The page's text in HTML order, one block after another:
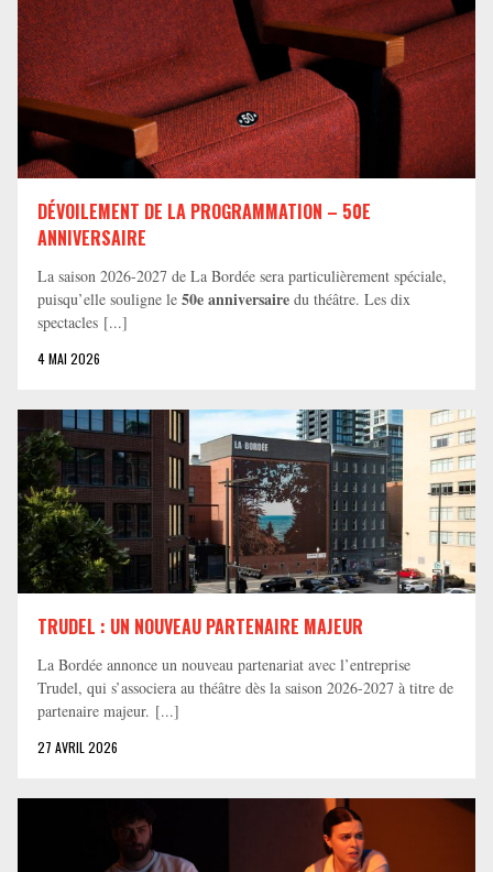
DÉVOILEMENT DE LA PROGRAMMATION – 50E
ANNIVERSAIRE
La saison 2026-2027 de La Bordée sera particulièrement spéciale,
puisqu’elle souligne le 50e anniversaire du théâtre. Les dix
spectacles [...]
4 MAI 2026
TRUDEL : UN NOUVEAU PARTENAIRE MAJEUR
La Bordée annonce un nouveau partenariat avec l’entreprise
Trudel, qui s’associera au théâtre dès la saison 2026-2027 à titre de
partenaire majeur. [...]
27 AVRIL 2026